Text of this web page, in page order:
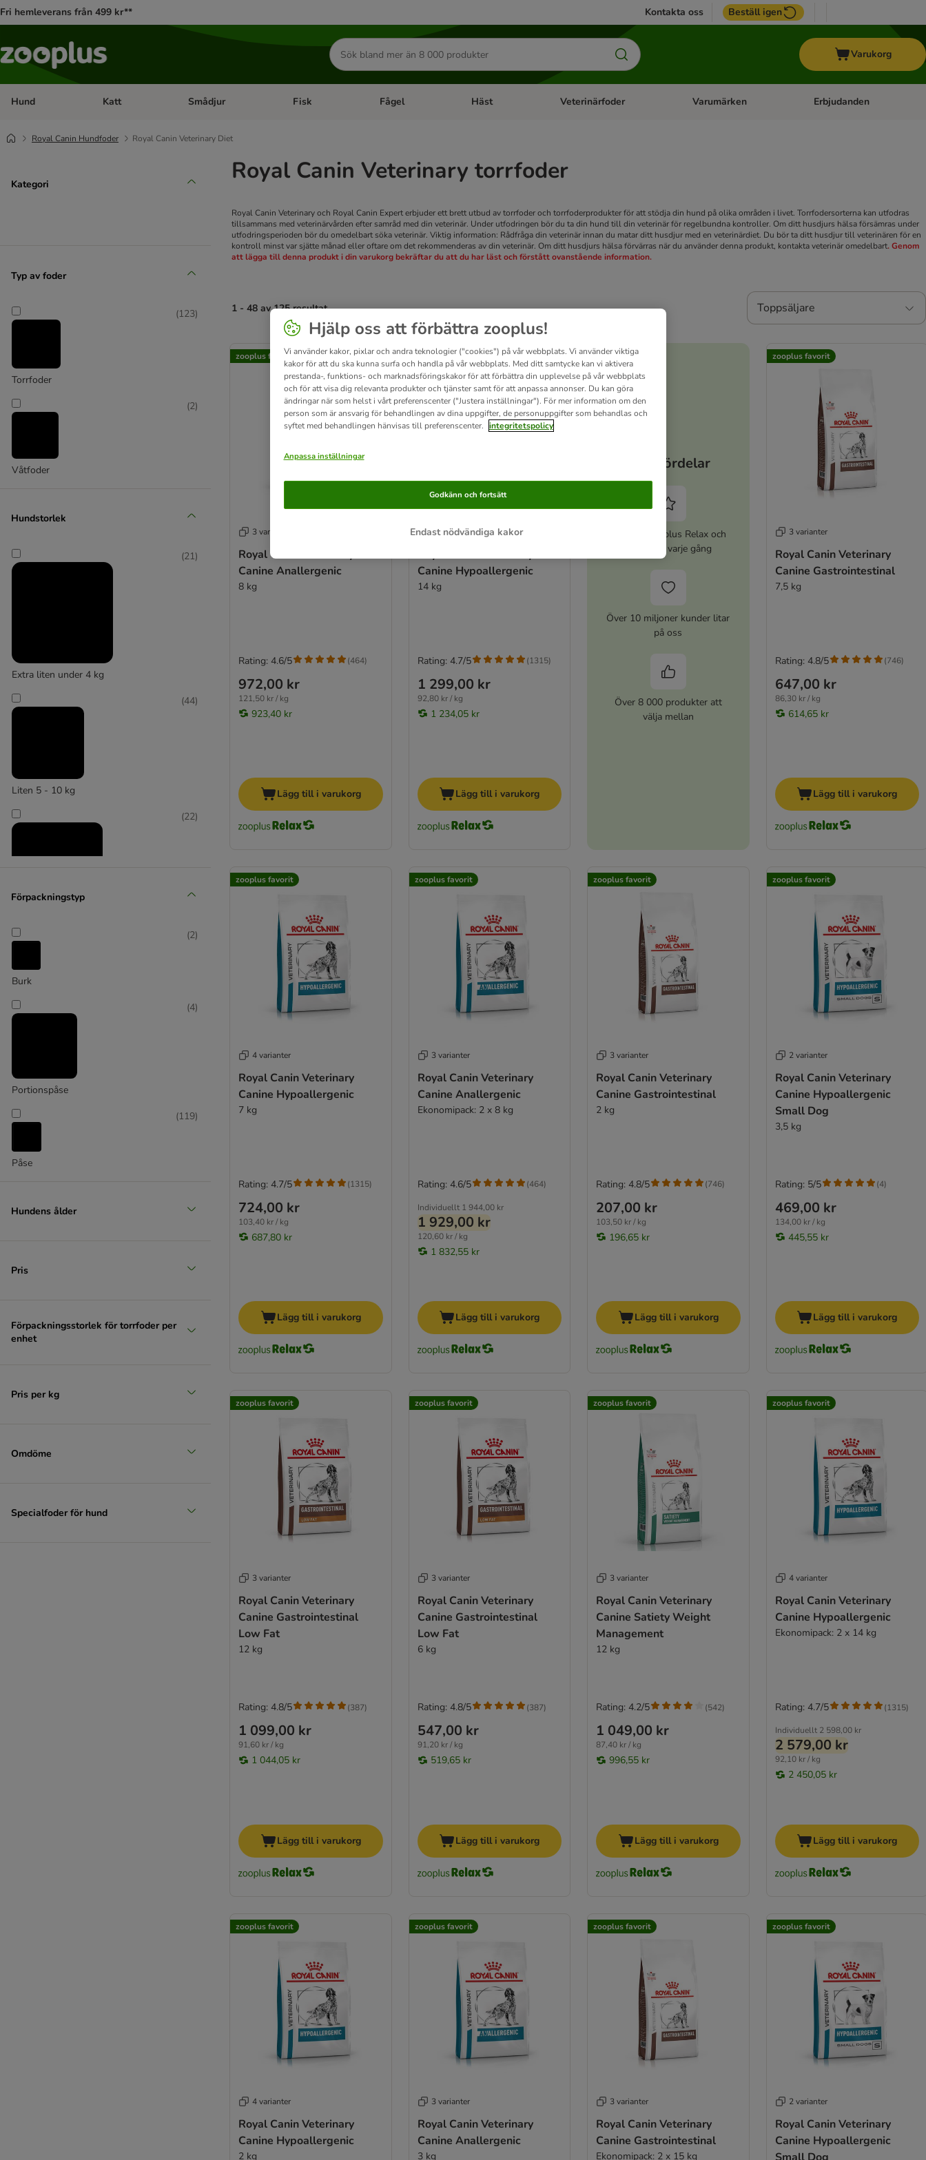
Fri hemleverans från 499 kr** Kontakta oss Beställ igen
Sök
efter
produkter
Varukorg
Hund Open category menu: Hund
Katt Open category menu: Katt
Smådjur Open category menu: Smådjur
Fisk Open category menu: Fisk
Fågel Open category menu: Fågel
Häst Open category menu: Häst
Veterinärfoder Open category menu: Veterinärfoder
Varumärken Open category menu:
Erbjudanden
Royal Canin Hundfoder Royal Canin Veterinary Diet
Kategori
Typ av foder
Torrfoder
(123)
Våtfoder
(2)
Hundstorlek
Extra liten under 4 kg
(21)
Liten 5 - 10 kg
(44)
Medium 11 - 25 kg
(22)
Förpackningstyp
Burk
(2)
Portionspåse
(4)
Påse
(119)
Hundens ålder
Pris
Förpackningsstorlek för torrfoder per
enhet
Pris per kg
Omdöme
Specialfoder för hund
Royal Canin Veterinary torrfoder
Royal Canin Veterinary och Royal Canin Expert erbjuder ett brett utbud av torrfoder och torrfoderprodukter för att stödja din hund på olika områden i livet. Torrfodersorterna kan utfodras
tillsammans med veterinärvården efter samråd med din veterinär. Under utfodringen bör du ta din hund till din veterinär för regelbundna kontroller. Om ditt husdjurs hälsa försämras under
utfodringsperioden bör du omedelbart söka veterinär. Viktig information: Rådfråga din veterinär innan du matar ditt husdjur med en veterinärdiet. Du bör ta ditt husdjur till veterinären för en
kontroll minst var sjätte månad eller oftare om det rekommenderas av din veterinär. Om ditt husdjurs hälsa förvärras när du använder denna produkt, kontakta veterinär omedelbart. Genom
att lägga till denna produkt i din varukorg bekräftar du att du har läst och förstått ovanstående information.
1 - 48 av 125 resultat Toppsäljare
product items have been changed
zooplus favorit
3 varianter
Royal Canin Veterinary
Canine Anallergenic
8 kg
972,00 kr
121,50 kr / kg
923,40 kr
Rating: 4.6/5 (464)
Lägg till i varukorg
zooplus favorit
4 varianter
Canine Hypoallergenic
14 kg
1 299,00 kr
92,80 kr / kg
1 234,05 kr
Rating: 4.7/5 (1315)
Lägg till i varukorg
Dina fördelar
Aktivera zooplus Relax och
spara 5% varje gång
Över 10 miljoner kunder litar
på oss
Över 8 000 produkter att
välja mellan
zooplus favorit
3 varianter
Royal Canin Veterinary
Canine Gastrointestinal
7,5 kg
647,00 kr
86,30 kr / kg
614,65 kr
Rating: 4.8/5 (746)
Lägg till i varukorg
zooplus favorit
4 varianter
Royal Canin Veterinary
Canine Hypoallergenic
7 kg
724,00 kr
103,40 kr / kg
687,80 kr
Rating: 4.7/5 (1315)
Lägg till i varukorg
zooplus favorit
3 varianter
Royal Canin Veterinary
Canine Anallergenic
Ekonomipack: 2 x 8 kg
Individuellt 1 944,00 kr
1 929,00 kr
120,60 kr / kg
1 832,55 kr
Rating: 4.6/5 (464)
Lägg till i varukorg
zooplus favorit
3 varianter
Royal Canin Veterinary
Canine Gastrointestinal
2 kg
207,00 kr
103,50 kr / kg
196,65 kr
Rating: 4.8/5 (746)
Lägg till i varukorg
zooplus favorit
2 varianter
Royal Canin Veterinary
Canine Hypoallergenic
Small Dog
3,5 kg
469,00 kr
134,00 kr / kg
445,55 kr
Rating: 5/5 (4)
Lägg till i varukorg
zooplus favorit
3 varianter
Royal Canin Veterinary
Canine Gastrointestinal
Low Fat
12 kg
1 099,00 kr
91,60 kr / kg
1 044,05 kr
Rating: 4.8/5 (387)
Lägg till i varukorg
zooplus favorit
3 varianter
Royal Canin Veterinary
Canine Gastrointestinal
Low Fat
6 kg
547,00 kr
91,20 kr / kg
519,65 kr
Rating: 4.8/5 (387)
Lägg till i varukorg
zooplus favorit
3 varianter
Royal Canin Veterinary
Canine Satiety Weight
Management
12 kg
1 049,00 kr
87,40 kr / kg
996,55 kr
Rating: 4.2/5 (542)
Lägg till i varukorg
zooplus favorit
4 varianter
Royal Canin Veterinary
Canine Hypoallergenic
Ekonomipack: 2 x 14 kg
Individuellt 2 598,00 kr
2 579,00 kr
92,10 kr / kg
2 450,05 kr
Rating: 4.7/5 (1315)
Lägg till i varukorg
zooplus favorit
4 varianter
Royal Canin Veterinary
Canine Hypoallergenic
2 kg
zooplus favorit
3 varianter
Royal Canin Veterinary
Canine Anallergenic
3 kg
zooplus favorit
3 varianter
Royal Canin Veterinary
Canine Gastrointestinal
Ekonomipack: 2 x 15 kg
zooplus favorit
2 varianter
Royal Canin Veterinary
Canine Hypoallergenic
Hjälp oss att förbättra zooplus!
Vi använder kakor, pixlar och andra teknologier ("cookies") på vår webbplats. Vi använder viktiga
kakor för att du ska kunna surfa och handla på vår webbplats. Med ditt samtycke kan vi aktivera
prestanda-, funktions- och marknadsföringskakor för att förbättra din upplevelse på vår webbplats
och för att visa dig relevanta produkter och tjänster samt för att anpassa annonser. Du kan göra
ändringar när som helst i vårt preferenscenter ("Justera inställningar"). För mer information om den
person som är ansvarig för behandlingen av dina uppgifter, de personuppgifter som behandlas och
syftet med behandlingen hänvisas till preferenscenter. integritetspolicy
Anpassa inställningar
Endast nödvändiga kakor
Godkänn och fortsätt